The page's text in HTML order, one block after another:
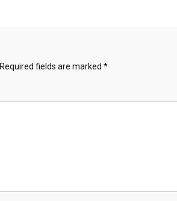
Required fields are marked *